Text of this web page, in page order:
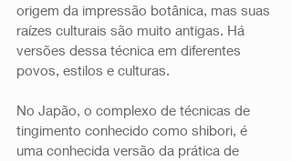
origem da impressão botânica, mas suas
raízes culturais são muito antigas. Há
versões dessa técnica em diferentes
povos, estilos e culturas.
No Japão, o complexo de técnicas de
tingimento conhecido como shibori, é
uma conhecida versão da prática de